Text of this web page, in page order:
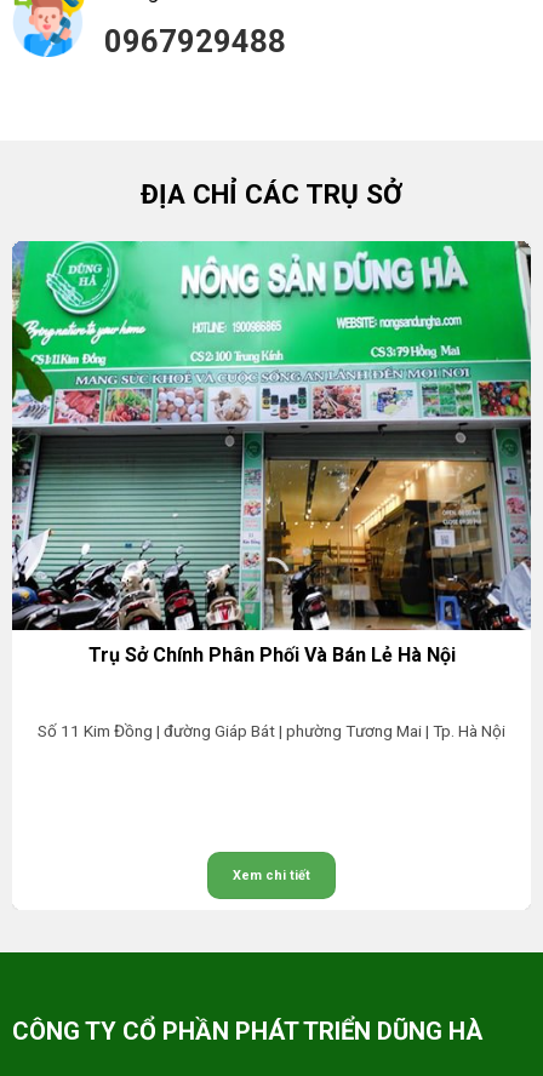
0967929488
ĐỊA CHỈ CÁC TRỤ SỞ
Trụ Sở Chính Phân Phối Và Bán Lẻ Hà Nội
Số 11 Kim Đồng | đường Giáp Bát | phường Tương Mai | Tp. Hà Nội
Xem chi tiết
CÔNG TY CỔ PHẦN PHÁT TRIỂN DŨNG HÀ